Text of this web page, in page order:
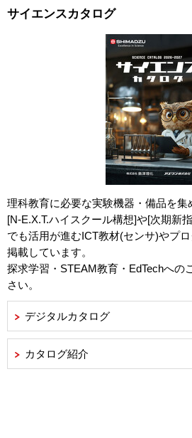
サイエンスカタログ
理科教育に必要な実験機器・備品を集
[N-E.X.T.ハイスクール構想]や[次期新
でも活用が進むICT教材(センサ)やプ
掲載しています。
探求学習・STEAM教育・EdTechへの
さい。
デジタルカタログ
カタログ紹介